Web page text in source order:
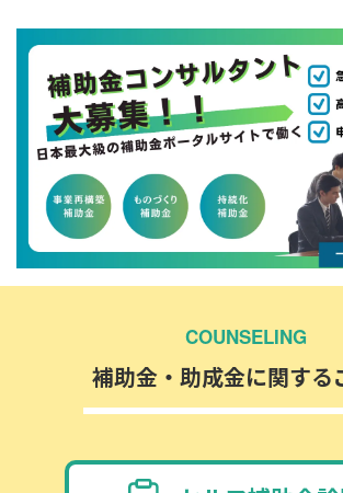
COUNSELING
補助金・助成金に関する